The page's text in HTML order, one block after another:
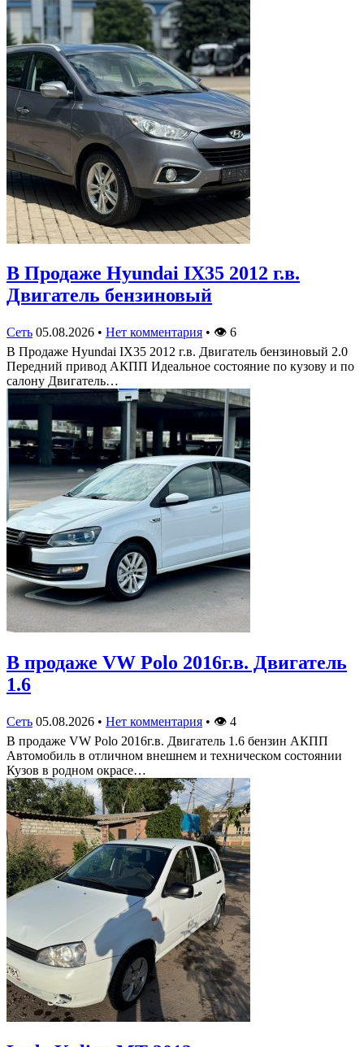
В Продаже Hyundai IX35 2012 г.в.
Двигатель бензиновый
Сеть 05.08.2026 • Нет комментария • 👁 6
В Продаже Hyundai IX35 2012 г.в. Двигатель бензиновый 2.0
Передний привод АКПП Идеальное состояние по кузову и по
салону Двигатель…
В продаже VW Polo 2016г.в. Двигатель
1.6
Сеть 05.08.2026 • Нет комментария • 👁 4
В продаже VW Polo 2016г.в. Двигатель 1.6 бензин АКПП
Автомобиль в отличном внешнем и техническом состоянии
Кузов в родном окрасе…